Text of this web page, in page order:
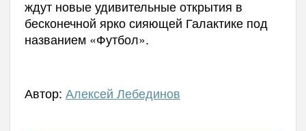
ждут новые удивительные открытия в
бесконечной ярко сияющей Галактике под
названием «Футбол».
Автор: Алексей Лебединов